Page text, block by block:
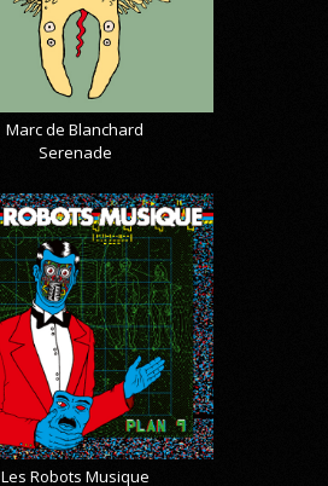
Marc de Blanchard
Serenade
Les Robots Musique